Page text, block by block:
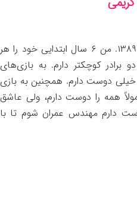
صالح کریمی هستم، متولد اسفند ۱۳۸۹. من ۶ سال ابتدایی خود را هر
برادر کوچکتر دارم. به بازی‌های
خیلی دوست دارم. همچنین به بازی
همه را دوست دارم، ولی عاشق
دارم مهندس عمران شوم تا با